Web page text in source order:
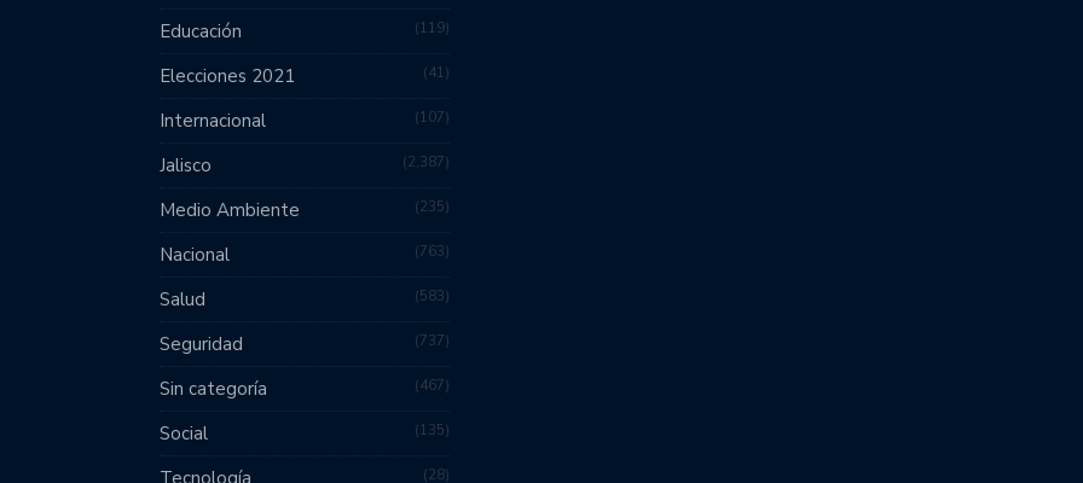
Educación 119
Elecciones 2021 41
Internacional 107
Jalisco 2,387
Medio Ambiente 235
Nacional 763
Salud 583
Seguridad 737
Sin categoría 467
Social 135
Tecnología 28